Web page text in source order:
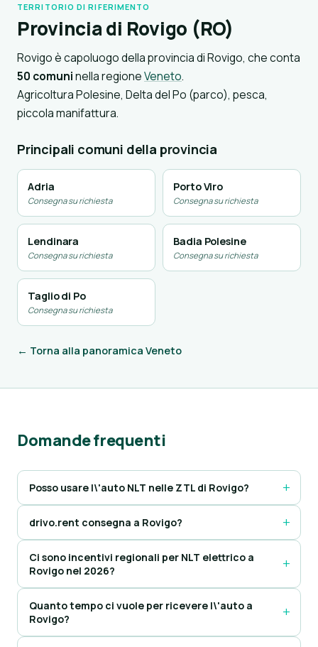
TERRITORIO DI RIFERIMENTO
Provincia di Rovigo (RO)
Rovigo è capoluogo della provincia di Rovigo, che conta
50 comuninella regioneVeneto.
Agricoltura Polesine, Delta del Po (parco), pesca,
piccola manifattura.
Principali comuni della provincia
Adria
Consegna su richiesta
Porto Viro
Consegna su richiesta
Lendinara
Consegna su richiesta
Badia Polesine
Consegna su richiesta
Taglio di Po
Consegna su richiesta
← Torna alla panoramica Veneto
Domande frequenti
Posso usare l\'auto NLT nelle ZTL di Rovigo?
drivo.rent consegna a Rovigo?
Ci sono incentivi regionali per NLT elettrico a
Rovigo nel 2026?
Quanto tempo ci vuole per ricevere l\'auto a
Rovigo?